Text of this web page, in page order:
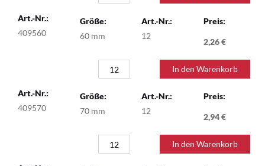
409560 60 mm 12
2,26 €
In den Warenkorb
409570 70 mm 12
2,94 €
In den Warenkorb